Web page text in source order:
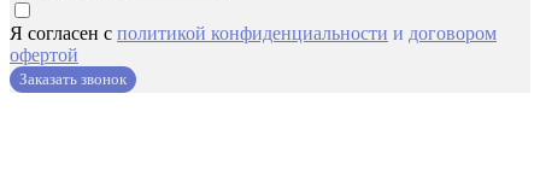
Я согласен с политикой конфиденциальности и договором
офертой
Заказать звонок